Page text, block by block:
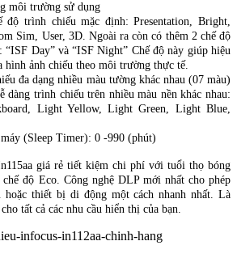
môi trường sử dụng
độ trình chiếu mặc định: Presentation, Bright,
Sim, User, 3D. Ngoài ra còn có thêm 2 chế độ
“ISF Day” và “ISF Night” Chế độ này giúp hiệu
hình ảnh chiếu theo môi trường thực tế.
đa dạng nhiều màu tường khác nhau (07 màu)
dàng trình chiếu trên nhiều màu nền khác nhau:
Light Yellow, Light Green, Light Blue,
(Sleep Timer): 0 -990 (phút)
giá rẻ tiết kiệm chi phí với tuổi thọ bóng
độ Eco. Công nghệ DLP mới nhất cho phép
thiết bị di động một cách nhanh nhất. Là
tất cả các nhu cầu hiển thị của bạn.